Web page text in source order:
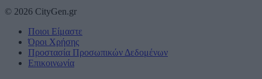
© 2026 CityGen.gr
Ποιοι Είμαστε
Όροι Χρήσης
Προστασία Προσωπικών Δεδομένων
Επικοινωνία